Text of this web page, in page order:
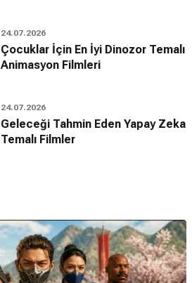
24.07.2026
Çocuklar İçin En İyi Dinozor Temalı
Animasyon Filmleri
24.07.2026
Geleceği Tahmin Eden Yapay Zeka
Temalı Filmler